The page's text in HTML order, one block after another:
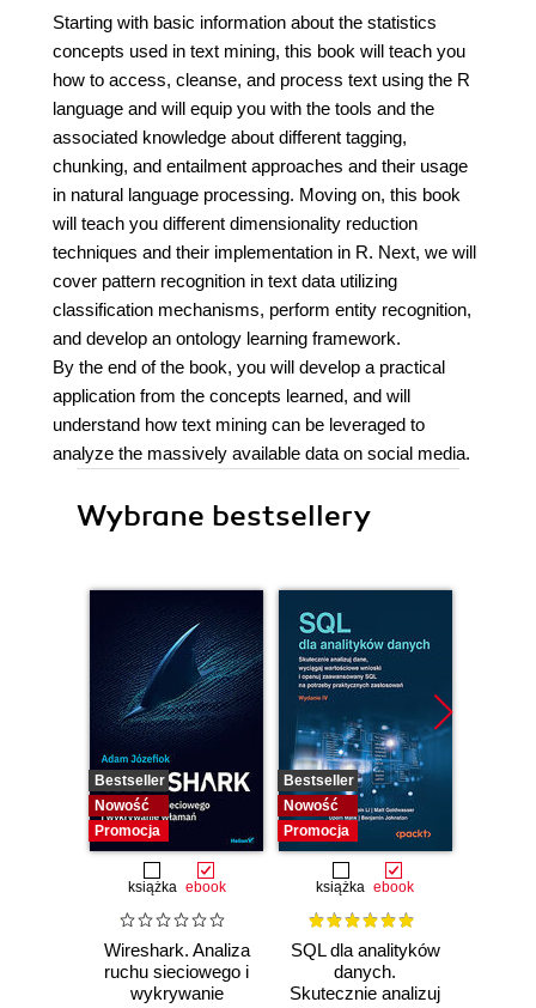
Starting with basic information about the statistics
concepts used in text mining, this book will teach you
how to access, cleanse, and process text using the R
language and will equip you with the tools and the
associated knowledge about different tagging,
chunking, and entailment approaches and their usage
in natural language processing. Moving on, this book
will teach you different dimensionality reduction
techniques and their implementation in R. Next, we will
cover pattern recognition in text data utilizing
classification mechanisms, perform entity recognition,
and develop an ontology learning framework.
By the end of the book, you will develop a practical
application from the concepts learned, and will
understand how text mining can be leveraged to
analyze the massively available data on social media.
Wybrane bestsellery
Bestseller
Nowość
Promocja
książka ebook
Wireshark. Analiza
ruchu sieciowego i
wykrywanie
Bestseller
Nowość
Promocja
książka ebook
SQL dla analityków
danych.
Skutecznie analizuj